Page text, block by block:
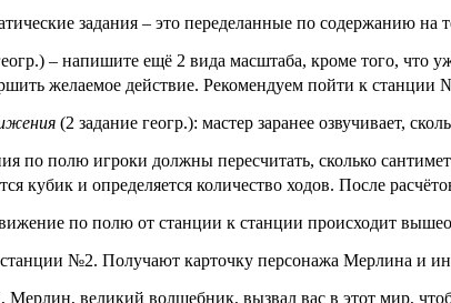
задания – это переделанные по содержанию
– напишите ещё 2 вида масштаба, кроме того, что
желаемое действие. Рекомендуем пойти к
(2 задание геогр.): мастер заранее озвучивает,
по полю игроки должны пересчитать, сколько
кубик и определяется количество ходов. После
по полю от станции к станции происходит
станции №2. Получают карточку персонажа Мерлина и
Мерлин, великий волшебник, вызвал вас в этот мир,